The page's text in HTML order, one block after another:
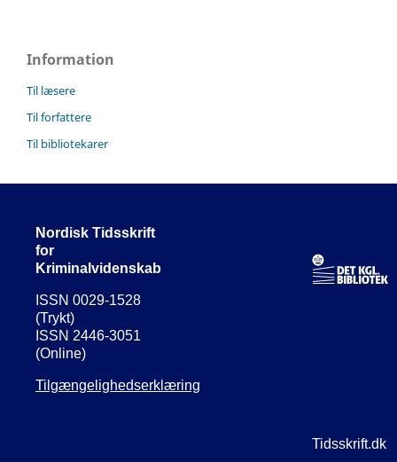
Information
Til læsere
Til forfattere
Til bibliotekarer
Nordisk Tidsskrift
for
Kriminalvidenskab
ISSN 0029-1528
(Trykt)
ISSN 2446-3051
(Online)
Tilgængelighedserklæring